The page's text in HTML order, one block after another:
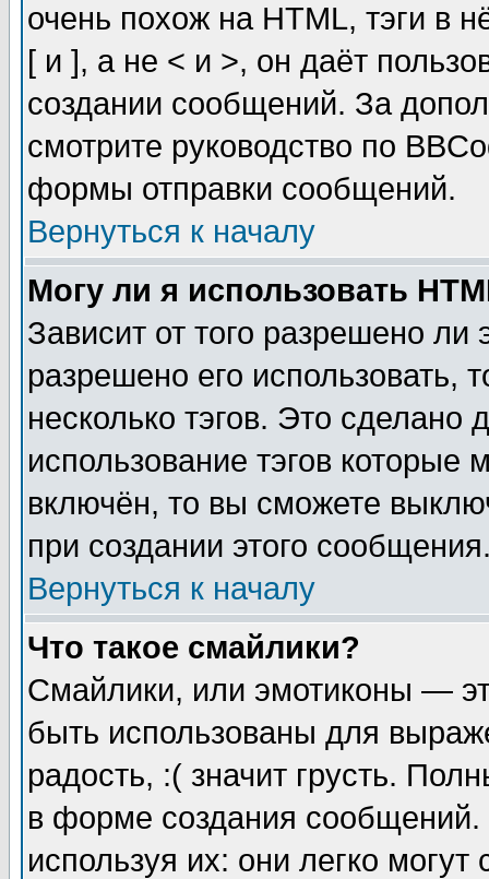
очень похож на HTML, тэги в
[ и ], а не < и >, он даёт
создании сообщений. За
смотрите руководство по
формы отправки сообщений.
Вернуться к началу
Могу ли я использовать
Зависит от того разрешено
разрешено его использовать,
несколько тэгов. Это сделано
использование тэгов
включён, то вы сможете
при создании этого
Вернуться к началу
Что такое смайлики?
Смайлики, или эмотиконы —
быть использованы для
радость, :( значит грусть.
в форме создания сообщений.
используя их: они легко